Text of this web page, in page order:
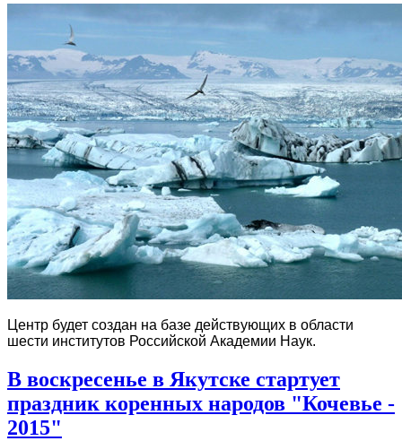
Центр будет создан на базе действующих в области
шести институтов Российской Академии Наук.
В воскресенье в Якутске стартует
праздник коренных народов "Кочевье -
2015"